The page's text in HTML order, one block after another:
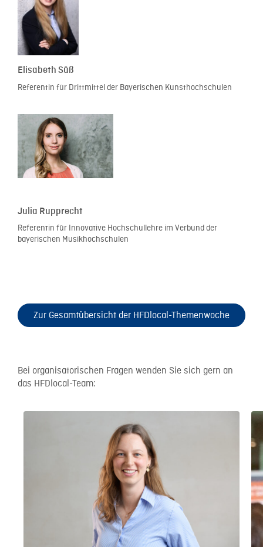
Elisabeth Süß
Referentin für Drittmittel der Bayerischen Kunsthochschulen
Julia Rupprecht
Referentin für Innovative Hochschullehre im Verbund der
bayerischen Musikhochschulen
Zur Gesamtübersicht der HFDlocal-Themenwoche
Bei organisatorischen Fragen wenden Sie sich gern an
das HFDlocal-Team: